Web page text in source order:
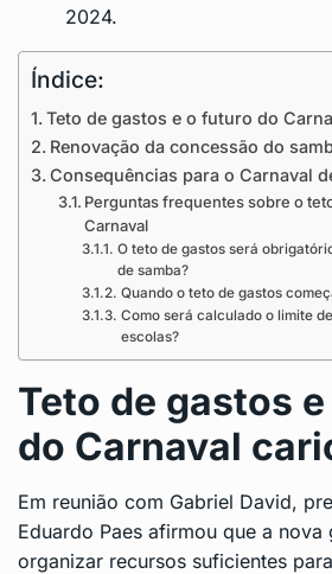
2024.
Índice:
Teto de gastos e o futuro do
Renovação da concessão do
Consequências para o Carnaval
Perguntas frequentes sobre o
Carnaval
O teto de gastos será
de samba?
Quando o teto de gastos
Como será calculado o limite
escolas?
Teto de gastos
do Carnaval
Em reunião com Gabriel David,
Eduardo Paes afirmou que a nova
organizar recursos suficientes